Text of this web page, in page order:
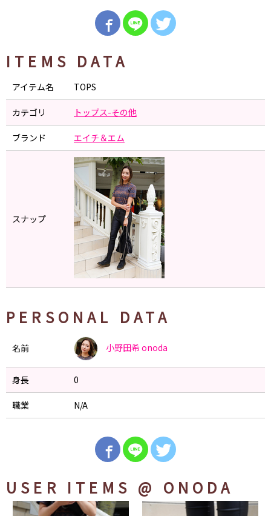
ITEMS DATA
アイテム名 TOPS
カテゴリ トップス-その他
ブランド エイチ＆エム
スナップ
PERSONAL DATA
名前 小野田希onoda
身長 0
職業 N/A
USER ITEMS @ ONODA